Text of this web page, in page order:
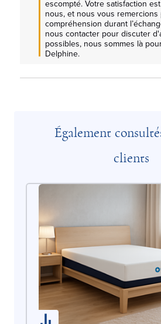
escompté. Votre satisfaction
nous, et nous vous
compréhension durant
nous contacter pour discuter
possibles, nous sommes là
Delphine.
Également
clients